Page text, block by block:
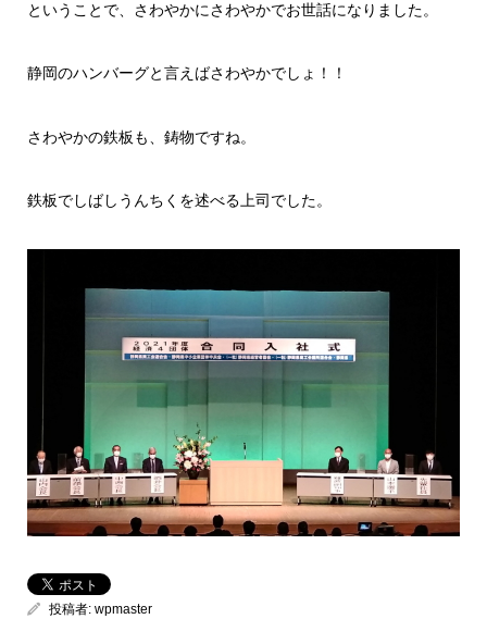
ということで、さわやかにさわやかでお世話になりました。
静岡のハンバーグと言えばさわやかでしょ！！
さわやかの鉄板も、鋳物ですね。
鉄板でしばしうんちくを述べる上司でした。
投稿者: wpmaster